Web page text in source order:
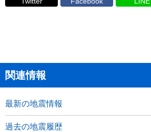
関連情報
最新の地震情報
過去の地震履歴